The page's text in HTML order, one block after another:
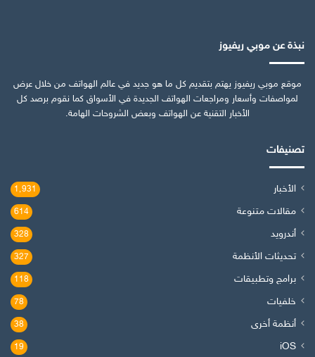
نبذة عن موبي ريفيوز
موقع موبي ريفيوز يهتم بتقديم كل ما هو جديد في عالم الهواتف من خلال عرض
لمواصفات وأسعار ومراجعات الهواتف الجديدة في الأسواق كما نقوم برصد كل
الأخبار التقنية عن الهواتف وبعض الشروحات الهامة.
تصنيفات
الأخبار 1٬931
مقالات متنوعة 614
أندرويد 328
تحديثات الأنظمة 327
برامج وتطبيقات 118
خلفيات 78
أنظمة أخرى 38
iOS
19